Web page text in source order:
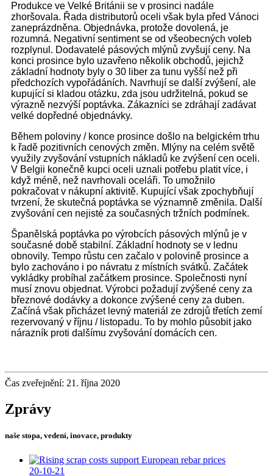
Produkce ve Velké Británii se v prosinci nadále
zhoršovala. Řada distributorů oceli však byla před Vánoci
zaneprázdněna. Objednávka, protože dovolená, je
rozumná. Negativní sentiment se od všeobecných voleb
rozplynul. Dodavatelé pásových mlýnů zvyšují ceny. Na
konci prosince bylo uzavřeno několik obchodů, jejichž
základní hodnoty byly o 30 liber za tunu vyšší než při
předchozích vypořádáních. Navrhují se další zvýšení, ale
kupující si kladou otázku, zda jsou udržitelná, pokud se
výrazně nezvýší poptávka. Zákazníci se zdráhají zadávat
velké dopředné objednávky.
Během poloviny / konce prosince došlo na belgickém trhu
k řadě pozitivních cenových změn. Mlýny na celém světě
využily zvyšování vstupních nákladů ke zvýšení cen oceli.
V Belgii konečně kupci oceli uznali potřebu platit více, i
když méně, než navrhovali oceláři. To umožnilo
pokračovat v nákupní aktivitě. Kupující však zpochybňují
tvrzení, že skutečná poptávka se významně změnila. Další
zvyšování cen nejisté za současných tržních podmínek.
Španělská poptávka po výrobcích pásových mlýnů je v
současné době stabilní. Základní hodnoty se v lednu
obnovily. Tempo růstu cen začalo v polovině prosince a
bylo zachováno i po návratu z místních svátků. Začátek
vykládky probíhal začátkem prosince. Společnosti nyní
musí znovu objednat. Výrobci požadují zvýšené ceny za
březnové dodávky a dokonce zvýšené ceny za duben.
Začíná však přicházet levný materiál ze zdrojů třetích zemí
rezervovaný v říjnu / listopadu. To by mohlo působit jako
nárazník proti dalšímu zvyšování domácích cen.
Čas zveřejnění: 21. října 2020
Zprávy
naše stopa, vedení, inovace, produkty
20-10-21